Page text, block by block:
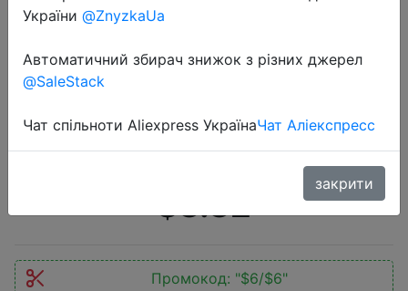
2022-08-08
TWS, Bluetooth 5,1, стерео
наушники-вкладыши с
iPhone, Xiaomi
$8.82
Промокод: "$6/$6"
України @ZnyzkaUa
Автоматичний збирач знижок з різних джерел
@SaleStack
Чат спільноти Aliexpress УкраїнаЧат Аліекспресс
закрити